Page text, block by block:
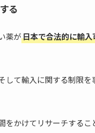
る
薬が日本で合法的に輸
して輸入に関する制限
かけてリサーチするこ